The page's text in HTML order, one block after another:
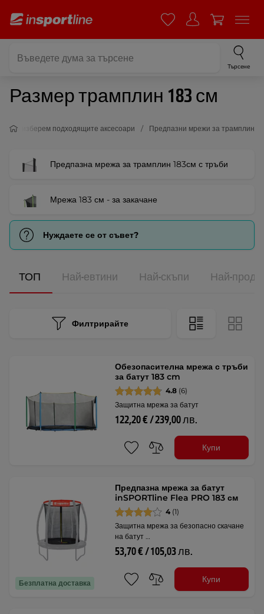
Търсене
Размер трамплин 183 см
Да изберем подходящите аксесоари Предпазни мрежи за трамплин
Предпазна мрежа за трамплин 183см с тръби
Мрежа 183 см - за закачане
Нуждаете се от съвет?
ТОП Най-евтини Най-скъпи Най-
Филтрирайте
Обезопасителна мрежа с тръби
за батут 183 cm
4.8 (6)
Защитна мрежа за батут
122,20 € / 239,00 лв.
Купи
Безплатна доставка
Предпазна мрежа за батут
inSPORTline Flea PRO 183 см
4 (1)
Защитна мрежа за безопасно скачане
на батут …
53,70 € / 105,03 лв.
Купи